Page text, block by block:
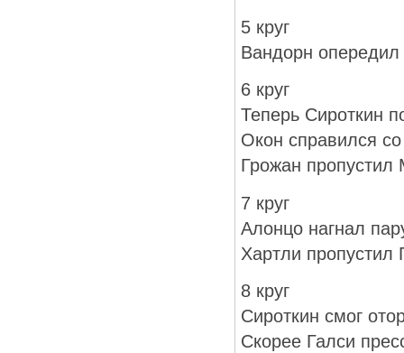
5 круг
Вандорн опередил
6 круг
Теперь Сироткин
Окон справился
Грожан пропустил
7 круг
Алонцо нагнал
Хартли пропустил
8 круг
Сироткин смог
Скорее Галси